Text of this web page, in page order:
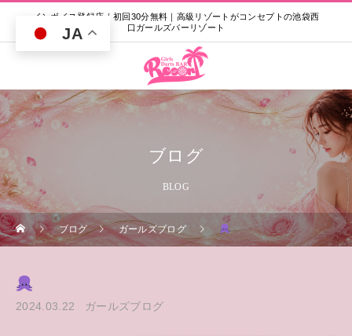
インボイス登録店｜初回30分無料｜高級リゾートがコンセプトの池袋西
口ガールズバーリゾート
ブログ
BLOG
ブログ ガールズブログ
2024.03.22 ガールズブログ
JA